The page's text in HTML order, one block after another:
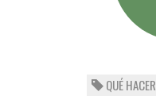
QUÉ HACER